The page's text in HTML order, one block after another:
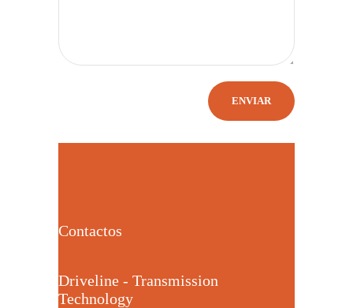
Contactos
Driveline - Transmission
Technology